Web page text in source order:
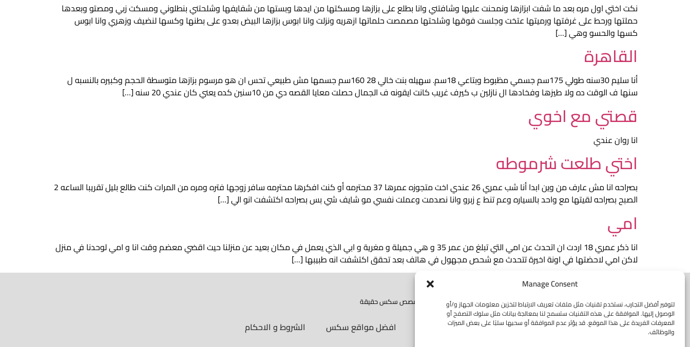
Manage Consent
لتوفير أفضل التجارب، نستخدم تقنيات مثل ملفات تعريف الارتباط لتخزين معلومات الجهاز و/أو
الوصول إليها. الموافقة على هذه التقنيات ستسمح لنا بمعالجة بيانات مثل سلوك التصفح أو
المعرفات الفريدة على هذا الموقع. قد يؤثر عدم الموافقة أو سحبها سلبًا على بعض الميزات
والوظائف.
نكت اختي اول مره بعد ما شفت ابزازها ونمحنت عليها وشافتني وانا بطلع على بزازها ومسكتها من ايدها وبستها من شفايفها وشلحتني بنطلوني ومسكت زبي ومصتو وبعدها
حملتها ورحط على غرفتها ورميتها عتخت وجلست فوقها وشلحتها مصمصت حلماتها ازهريه ونزلت وانا ابوس بزازها البيض بعدو على بطنها وكسها لنضيف وزهري وانا ابوس
كسها والحسو وهي […]
القاهرة
أنا سليم 30سنه طولي 175سم جسمي مظبوط وبتاعي 18سم. سهيله بنت خالي 28 160سم جسمها مش طبيعي تحس ان هو مرسوم بزازها متوسطة الحجم وكبيره بالنسبه ل
سنها ف الوقت ده ولا طيزها وفخادها ال نازلين ب كيرف غريب كانت ايقونه ف الجمال حصلت معايا القصه دي من 10سنين كده يعني كان عندي 20 سنه […]
قصتي مع اخوي
انا روان عندي
اختي طلعت شرموطه
بصراحه انا مش عارف من وين ابدا أنا شب عمري 26 عندي اخت متجوزه عمرها 37 محترمه أو كنت افكرها محترمه سافر زوجها فتره ومره من المرات كنت طالع بليل تقريبا الساعه 2
الصبح بصراحه لقيتها مع واحد بالسياره وعم تنط ع زبرو وانا نصدمت وعملت نفسي مو شايف شي بس بصراحه اكتشفت انو الي […]
امي
انا ذكر عمري 18 اردت ان اتحدث عن امي التي تبلغ من عمر 35 و هي جميلة و مغرية و ابي الذي يعمل في مكان بعيد عن منزلنا حيت اقضي معضم وقت انا و امي لوحدنا في منزل
لاكن امي لاحضتها في اونة اخيرة تتحدث مع شحص مجهول في هاتف بعد تحقق اكتشفت انه طبيبها […]
موقع قصص سكس حقيقة
الرئيسية مشاركة قصص سكس افضل مواقع سكس الشروط و الاحكام